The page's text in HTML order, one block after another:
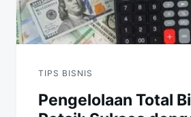
TIPS BISNIS
Pengelolaan Total